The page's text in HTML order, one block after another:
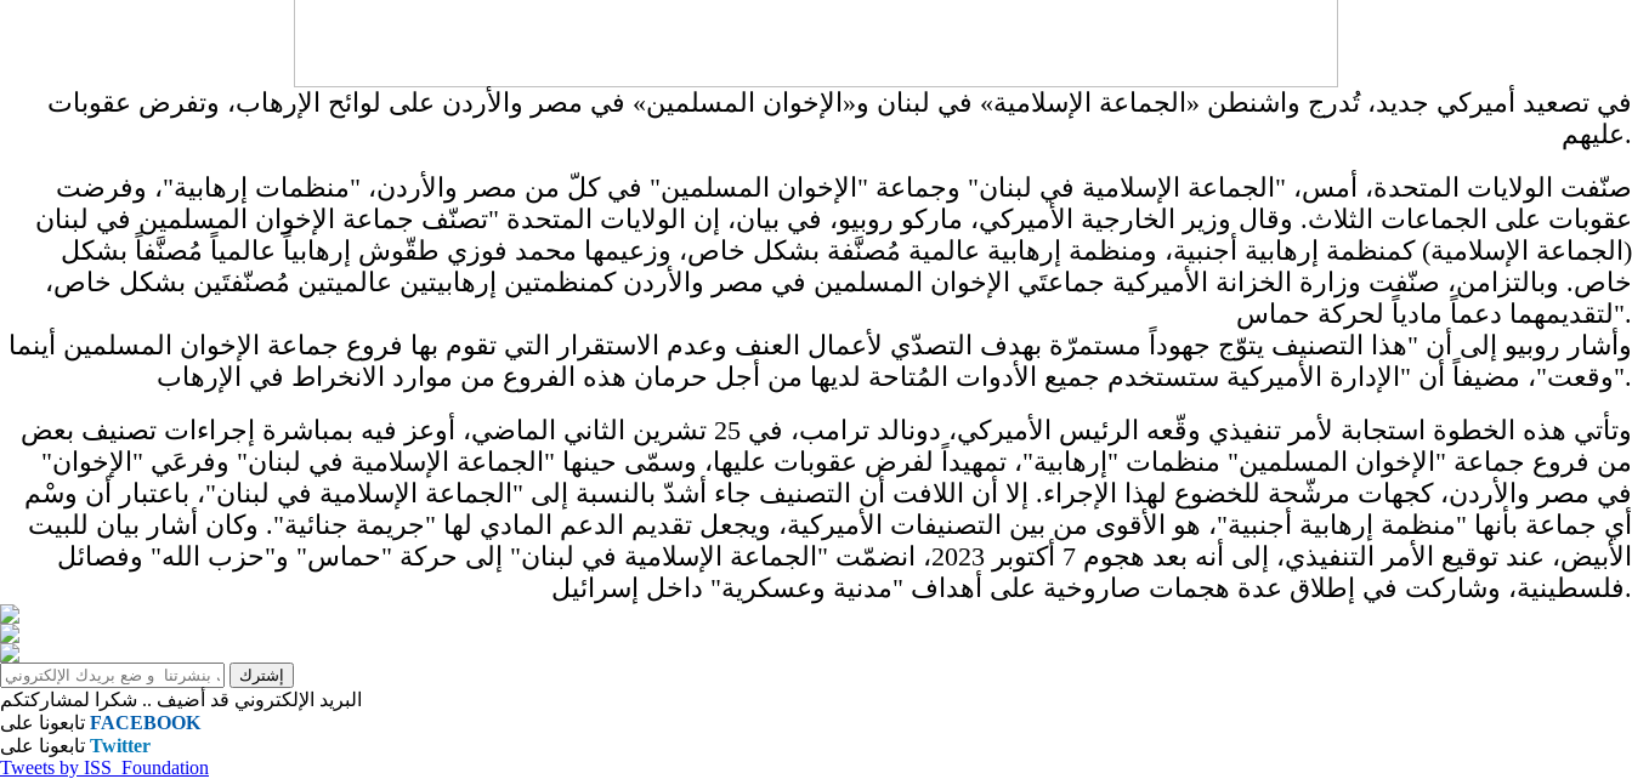
في تصعيد أميركي جديد، تُدرج واشنطن «الجماعة الإسلامية» في لبنان و«الإخوان المسلمين» في مصر والأردن على لوائح الإرهاب، وتفرض عقوبات
عليهم.
صنّفت الولايات المتحدة، أمس، "الجماعة الإسلامية في لبنان" وجماعة "الإخوان المسلمين" في كلّ من مصر والأردن، "منظمات إرهابية"، وفرضت
عقوبات على الجماعات الثلاث. وقال وزير الخارجية الأميركي، ماركو روبيو، في بيان، إن الولايات المتحدة "تصنّف جماعة الإخوان المسلمين في لبنان
(الجماعة الإسلامية) كمنظمة إرهابية أجنبية، ومنظمة إرهابية عالمية مُصنَّفة بشكل خاص، وزعيمها محمد فوزي طقّوش إرهابياً عالمياً مُصنَّفاً بشكل
خاص. وبالتزامن، صنّفت وزارة الخزانة الأميركية جماعتَي الإخوان المسلمين في مصر والأردن كمنظمتين إرهابيتين عالميتين مُصنّفتَين بشكل خاص،
لتقديمهما دعماً مادياً لحركة حماس".
وأشار روبيو إلى أن "هذا التصنيف يتوّج جهوداً مستمرّة بهدف التصدّي لأعمال العنف وعدم الاستقرار التي تقوم بها فروع جماعة الإخوان المسلمين أينما
وقعت"، مضيفاً أن "الإدارة الأميركية ستستخدم جميع الأدوات المُتاحة لديها من أجل حرمان هذه الفروع من موارد الانخراط في الإرهاب".
وتأتي هذه الخطوة استجابة لأمر تنفيذي وقّعه الرئيس الأميركي، دونالد ترامب، في 25 تشرين الثاني الماضي، أوعز فيه بمباشرة إجراءات تصنيف بعض
من فروع جماعة "الإخوان المسلمين" منظمات "إرهابية"، تمهيداً لفرض عقوبات عليها، وسمّى حينها "الجماعة الإسلامية في لبنان" وفرعَي "الإخوان"
في مصر والأردن، كجهات مرشّحة للخضوع لهذا الإجراء. إلا أن اللافت أن التصنيف جاء أشدّ بالنسبة إلى "الجماعة الإسلامية في لبنان"، باعتبار أن وسْم
أي جماعة بأنها "منظمة إرهابية أجنبية"، هو الأقوى من بين التصنيفات الأميركية، ويجعل تقديم الدعم المادي لها "جريمة جنائية". وكان أشار بيان للبيت
الأبيض، عند توقيع الأمر التنفيذي، إلى أنه بعد هجوم 7 أكتوبر 2023، انضمّت "الجماعة الإسلامية في لبنان" إلى حركة "حماس" و"حزب الله" وفصائل
فلسطينية، وشاركت في إطلاق عدة هجمات صاروخية على أهداف "مدنية وعسكرية" داخل إسرائيل.
البريد الإلكتروني قد أضيف .. شكرا لمشاركتكم
FACEBOOK
Twitter
Tweets by ISS_Foundation